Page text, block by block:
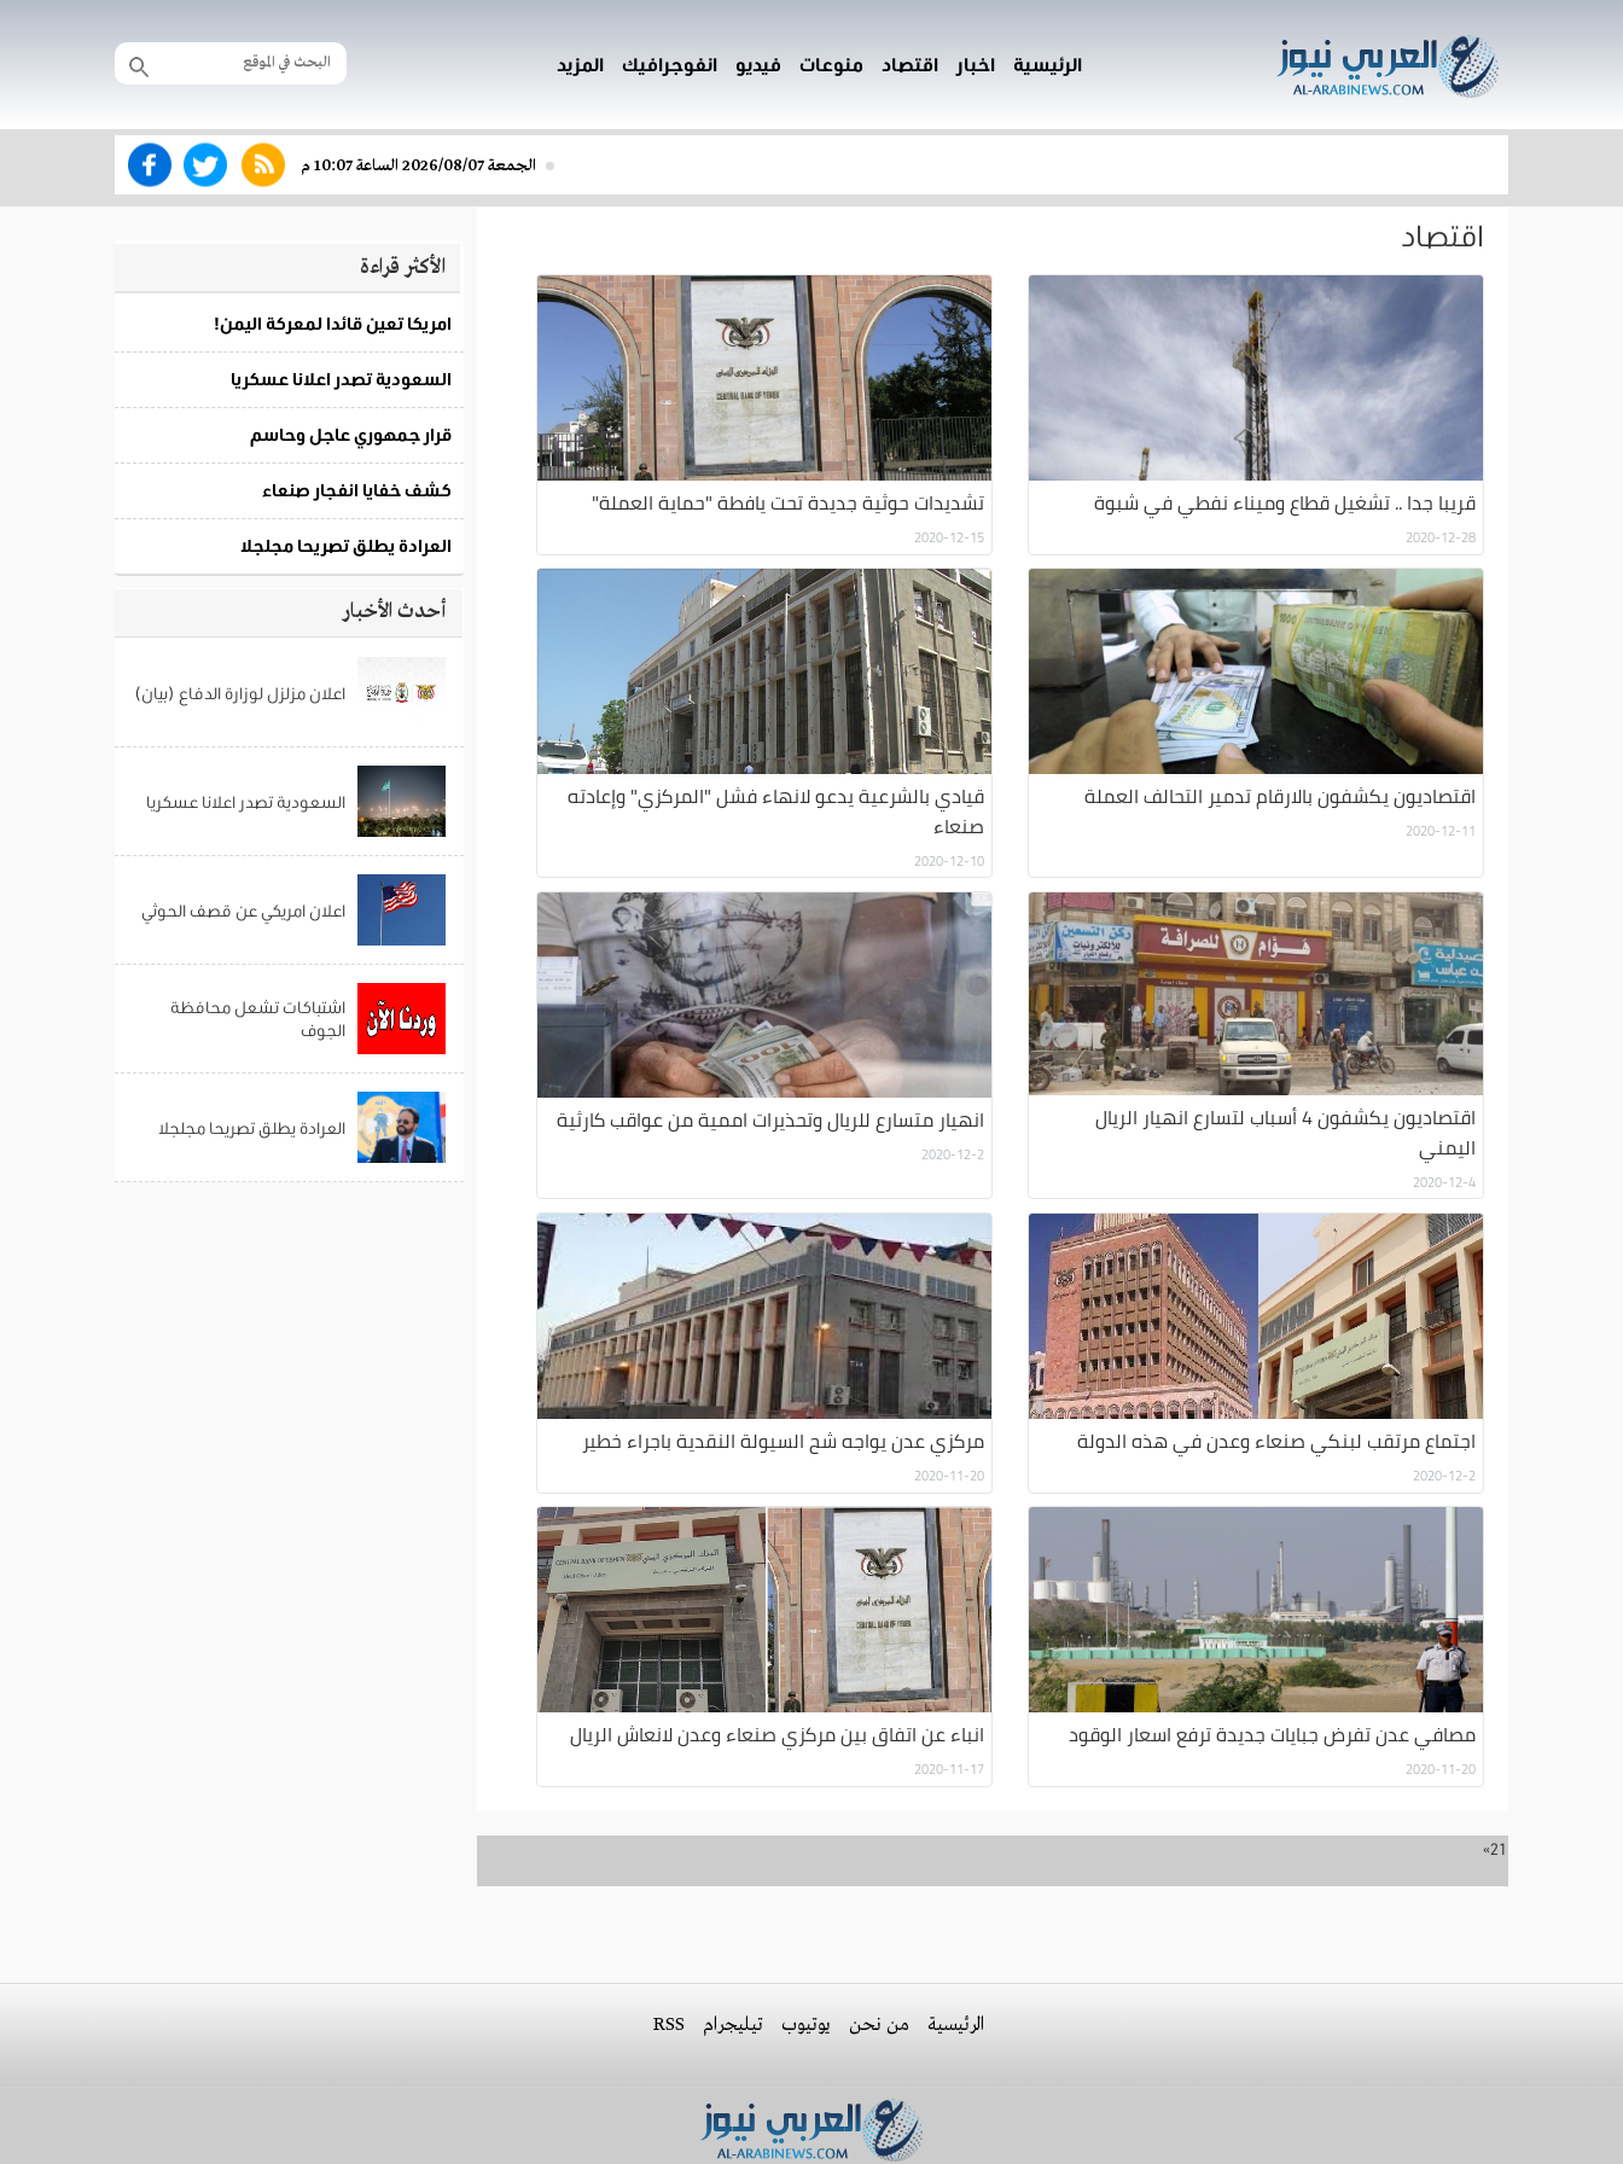
الرئيسية اخبار اقتصاد منوعات فيديو انفوجرافيك المزيد
الجمعة 2026/08/07 الساعة 10:07 م
اقتصاد
قريبا جدا .. تشغيل قطاع وميناء نفطي في شبوة
2020-12-28
تشديدات حوثية جديدة تحت يافطة "حماية العملة"
2020-12-15
اقتصاديون يكشفون بالارقام تدمير التحالف العملة
2020-12-11
قيادي بالشرعية يدعو لانهاء فشل "المركزي" وإعادته
صنعاء
2020-12-10
اقتصاديون يكشفون 4 أسباب لتسارع انهيار الريال
اليمني
2020-12-4
انهيار متسارع للريال وتحذيرات اممية من عواقب كارثية
2020-12-2
اجتماع مرتقب لبنكي صنعاء وعدن في هذه الدولة
2020-12-2
مركزي عدن يواجه شح السيولة النقدية باجراء خطير
2020-11-20
مصافي عدن تفرض جبايات جديدة ترفع اسعار الوقود
2020-11-20
انباء عن اتفاق بين مركزي صنعاء وعدن لانعاش الريال
2020-11-17
1
2
»
الأكثر قراءة
‎قرار جمهوري عاجل وحاسم
أحدث الأخبار
اعلان مزلزل لوزارة الدفاع (بيان)
السعودية تصدر اعلانا عسكريا
اعلان امريكي عن قصف الحوثي
اشتباكات تشعل محافظة
الجوف
العرادة يطلق تصريحا مجلجلا
الرئيسية من نحن يوتيوب تيليجرام RSS